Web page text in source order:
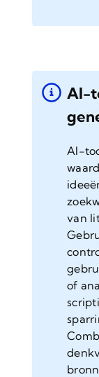
AI-
AI-
van
of